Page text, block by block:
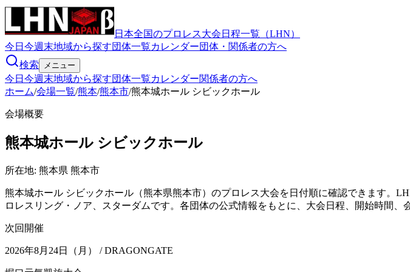
日本全国のプロレス大会日程一覧（LHN）
今日 今週末地域から探す団体一覧カレンダー団体・関係者の方へ
検索
メニュー
今日 今週末地域から探す団体一覧カレンダー関係者の方へ
ホーム/会場一覧/熊本/熊本市/熊本城ホール シビックホール
会場概要
熊本城ホール シビックホール
所在地: 熊本県 熊本市
熊本城ホール シビックホール（熊本県熊本市）のプロレス大会を日付順に確認できます。
ロレスリング・ノア、スターダムです。各団体の公式情報をもとに、大会日程、開始時間、
次回開催
2026年8月24日（月） / DRAGONGATE